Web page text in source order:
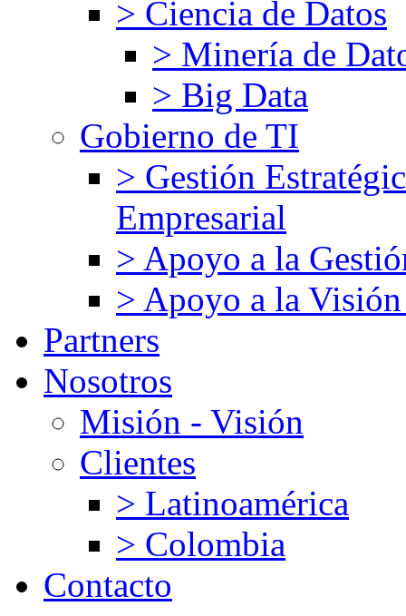
> Ciencia de Datos
> Minería de
> Big Data
Gobierno de TI
> Gestión
Empresarial
> Apoyo a la
> Apoyo a la
Partners
Nosotros
Misión - Visión
Clientes
> Latinoamérica
> Colombia
Contacto